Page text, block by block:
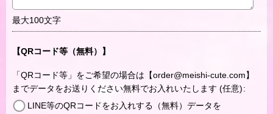
最大100文字
【QRコード等（無料）】
「QRコード等」をご希望の場合は【order@meishi-cute.com】
までデータをお送りください無料でお入れいたします (任意):
LINE等のQRコードをお入れする（無料）データを